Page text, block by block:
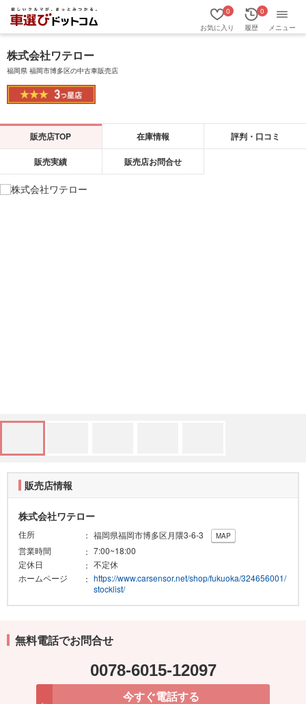
お気に入り
0
履歴
0
メニュー
株式会社ワテロー
福岡県 福岡市博多区の中古車販売店
販売店TOP 在庫情報 評判・口コミ
販売実績 販売店お問合せ
販売店情報
株式会社ワテロー
住所 福岡県福岡市博多区月隈3-6-3 MAP
営業時間
7:00~18:00
定休日
不定休
ホームページ
https://www.carsensor.net/shop/fukuoka/324656001/
stocklist/
無料電話でお問合せ
0078-6015-12097
今すぐ電話する